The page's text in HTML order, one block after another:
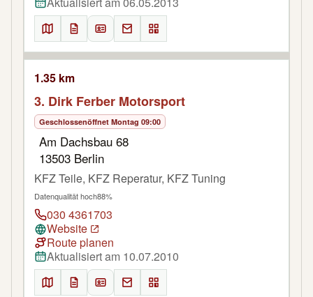
1.35 km
3. Dirk Ferber Motorsport
Geschlossenöffnet Montag 09:00
Am Dachsbau 68
13503 Berlin
KFZ Teile, KFZ Reperatur, KFZ Tuning
Datenqualität hoch88%
030 4361703
Website
Route planen
Aktualisiert am 10.07.2010